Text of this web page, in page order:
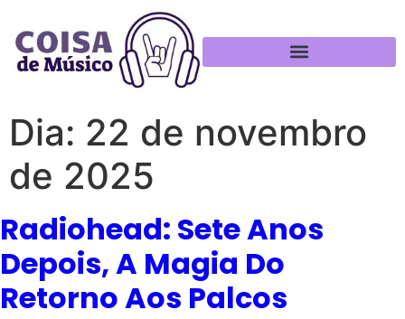
Dia: 22 de novembro
de 2025
Radiohead: Sete Anos
Depois, A Magia Do
Retorno Aos Palcos